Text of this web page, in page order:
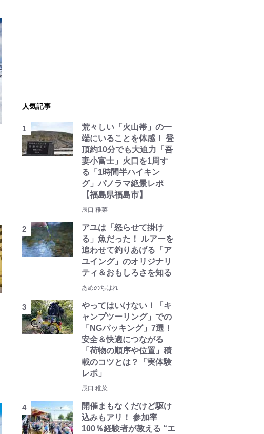
人気記事
荒々しい「火山帯」の一
端にいることを体感！ 登
頂約10分でも大迫力「吾
妻小富士」火口を1周す
る「1時間半ハイキン
グ」パノラマ絶景レポ
【福島県福島市】
辰口 稚菜
アユは「怒らせて掛け
る」魚だった！ ルアーを
追わせて釣りあげる「ア
ユイング」のオリジナリ
ティ＆おもしろさを知る
あめのちはれ
やってはいけない！「キ
ャンプツーリング」での
「NGパッキング」7選！
安全＆快適につながる
「荷物の順序や位置」積
載のコツとは？「実体験
レポ」
辰口 稚菜
開催まもなくだけど駆け
込みもアリ！ 参加率
100％経験者が教える “エ